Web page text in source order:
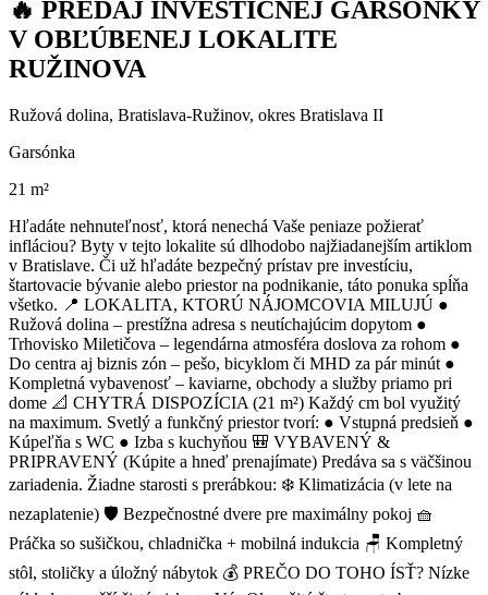
🔥 PREDAJ INVESTIČNEJ GARSÓNKY
V OBĽÚBENEJ LOKALITE
RUŽINOVA
Ružová dolina, Bratislava-Ružinov, okres Bratislava II
Garsónka
21 m²
Hľadáte nehnuteľnosť, ktorá nenechá Vaše peniaze požierať
infláciou? Byty v tejto lokalite sú dlhodobo najžiadanejším artiklom
v Bratislave. Či už hľadáte bezpečný prístav pre investíciu,
štartovacie bývanie alebo priestor na podnikanie, táto ponuka spĺňa
všetko. 📍 LOKALITA, KTORÚ NÁJOMCOVIA MILUJÚ ●
Ružová dolina – prestížna adresa s neutíchajúcim dopytom ●
Trhovisko Miletičova – legendárna atmosféra doslova za rohom ●
Do centra aj biznis zón – pešo, bicyklom či MHD za pár minút ●
Kompletná vybavenosť – kaviarne, obchody a služby priamo pri
dome 📐 CHYTRÁ DISPOZÍCIA (21 m²) Každý cm bol využitý
na maximum. Svetlý a funkčný priestor tvorí: ● Vstupná predsieň ●
Kúpeľňa s WC ● Izba s kuchyňou 🎒 VYBAVENÝ &
PRIPRAVENÝ (Kúpite a hneď prenajímate) Predáva sa s väčšinou
zariadenia. Žiadne starosti s prerábkou: ❄️ Klimatizácia (v lete na
nezaplatenie) 🛡️ Bezpečnostné dvere pre maximálny pokoj 🧺
Práčka so sušičkou, chladnička + mobilná indukcia 🪑 Kompletný
stôl, stoličky a úložný nábytok 💰 PREČO DO TOHO ÍSŤ? Nízke